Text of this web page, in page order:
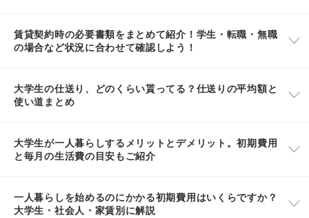
賃貸契約時の必要書類をまとめて紹介！学生・転職・無職
の場合など状況に合わせて確認しよう！
大学生の仕送り、どのくらい貰ってる？仕送りの平均額と
使い道まとめ
大学生が一人暮らしするメリットとデメリット。初期費用
と毎月の生活費の目安もご紹介
一人暮らしを始めるのにかかる初期費用はいくらですか？
大学生・社会人・家賃別に解説